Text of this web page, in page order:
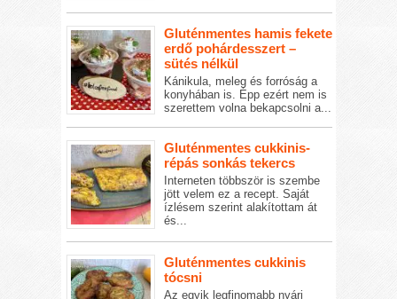
Gluténmentes hamis fekete
erdő pohárdesszert –
sütés nélkül
Kánikula, meleg és forróság a
konyhában is. Épp ezért nem is
szerettem volna bekapcsolni a...
Gluténmentes cukkinis-
répás sonkás tekercs
Interneten többször is szembe
jött velem ez a recept. Saját
ízlésem szerint alakítottam át
és...
Gluténmentes cukkinis
tócsni
Az egyik legfinomabb nyári